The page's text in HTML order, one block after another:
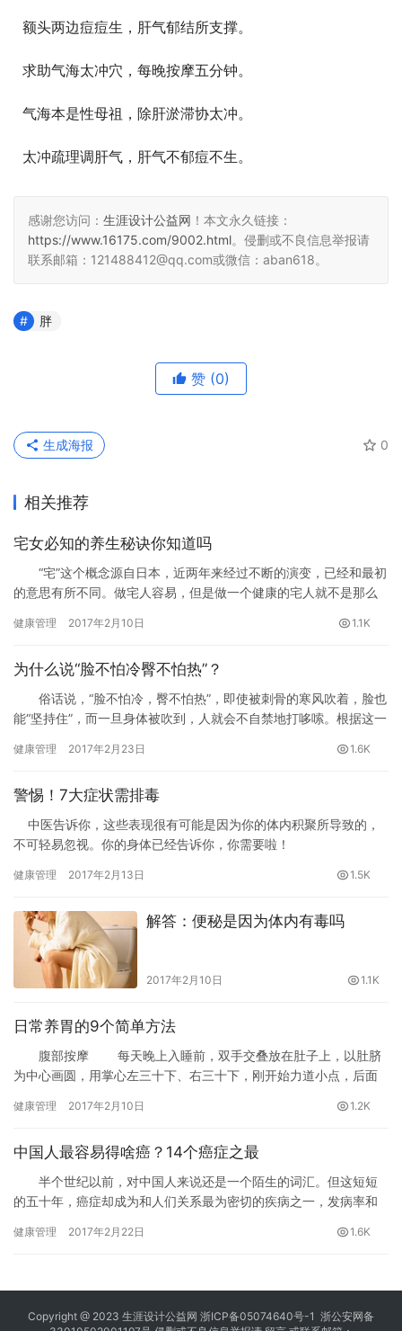
  额头两边痘痘生，肝气郁结所支撑。
  求助气海太冲穴，每晚按摩五分钟。
  气海本是性母祖，除肝淤滞协太冲。
  太冲疏理调肝气，肝气不郁痘不生。
感谢您访问： 生涯设计公益网 ！本文永久链接：
https://www.16175.com/9002.html。侵删或不良信息举报请
联系邮箱：121488412@qq.com或微信：aban618。
胖
赞 (0)
0
生成海报
相关推荐
宅女必知的养生秘诀你知道吗
“宅”这个概念源自日本，近两年来经过不断的演变，已经和最初
的意思有所不同。做宅人容易，但是做一个健康的宅人就不是那么
健康管理 2017年2月10日 1.1K
为什么说“脸不怕冷臀不怕热”？
俗话说，“脸不怕冷，臀不怕热”，即使被刺骨的寒风吹着，脸也
能“坚持住”，而一旦身体被吹到，人就会不自禁地打哆嗦。根据这一
的。
健康管理 2017年2月23日 1.6K
警惕！7大症状需排毒
中医告诉你，这些表现很有可能是因为你的体内积聚所导致的，
不可轻易忽视。你的身体已经告诉你，你需要啦！
健康管理 2017年2月13日 1.5K
解答：便秘是因为体内有毒吗
2017年2月10日 1.1K
日常养胃的9个简单方法
腹部按摩 每天晚上入睡前，双手交叠放在肚子上，以肚脐
为中心画圆，用掌心左三十下、右三十下，刚开始力道小点，后面
小肚子嗷！
健康管理 2017年2月10日 1.2K
中国人最容易得啥癌？14个癌症之最
半个世纪以前，对中国人来说还是一个陌生的词汇。但这短短
的五十年，癌症却成为和人们关系最为密切的疾病之一，发病率和
病率、治疗情况、病情轻重等，应该怎样排“座次”呢？
健康管理 2017年2月22日 1.6K
Copyright @ 2023 生涯设计公益网 浙ICP备05074640号-1 浙公安网备